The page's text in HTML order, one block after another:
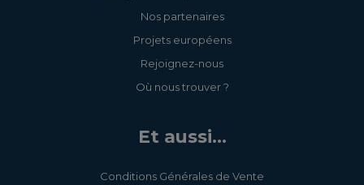
Nos partenaires
Projets européens
Rejoignez-nous
Où nous trouver ?
Et aussi...
Conditions Générales de Vente